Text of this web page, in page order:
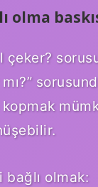
olma
çeker?
bağlı olmak: